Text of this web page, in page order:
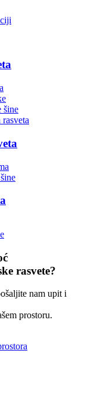
šine
rasvete?
nam upit i
prostoru.